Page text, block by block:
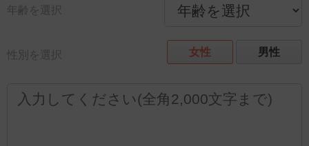
年齢を選択
性別を選択 女性 男性